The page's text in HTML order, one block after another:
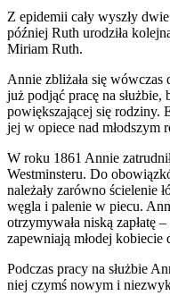
Z epidemii cały wyszły
później Ruth urodziła
Miriam Ruth.
Annie zbliżała się wówczas
już podjąć pracę na
powiększającej się rodziny.
jej w opiece nad młodszym
W roku 1861 Annie
Westminsteru. Do
należały zarówno ścielenie
węgla i palenie w piecu.
otrzymywała niską zapłatę
zapewniają młodej
Podczas pracy na służbie
niej czymś nowym i